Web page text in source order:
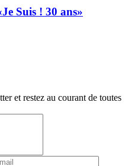
Suis ! 30 ans»
et restez au courant de toutes